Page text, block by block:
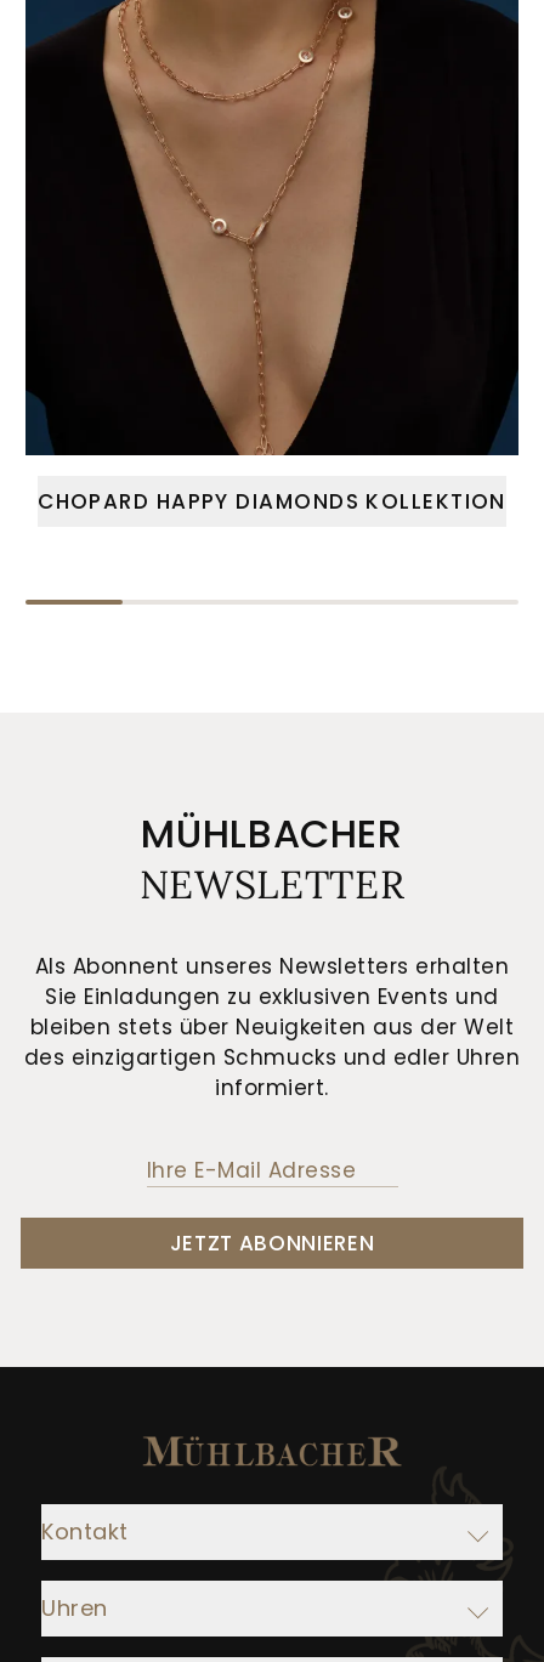
CHOPARD HAPPY DIAMONDS KOLLEKTION
MÜHLBACHER
NEWSLETTER
Als Abonnent unseres Newsletters erhalten
Sie Einladungen zu exklusiven Events und
bleiben stets über Neuigkeiten aus der Welt
des einzigartigen Schmucks und edler Uhren
informiert.
JETZT ABONNIEREN
Kontakt
Adresse:
Uhren